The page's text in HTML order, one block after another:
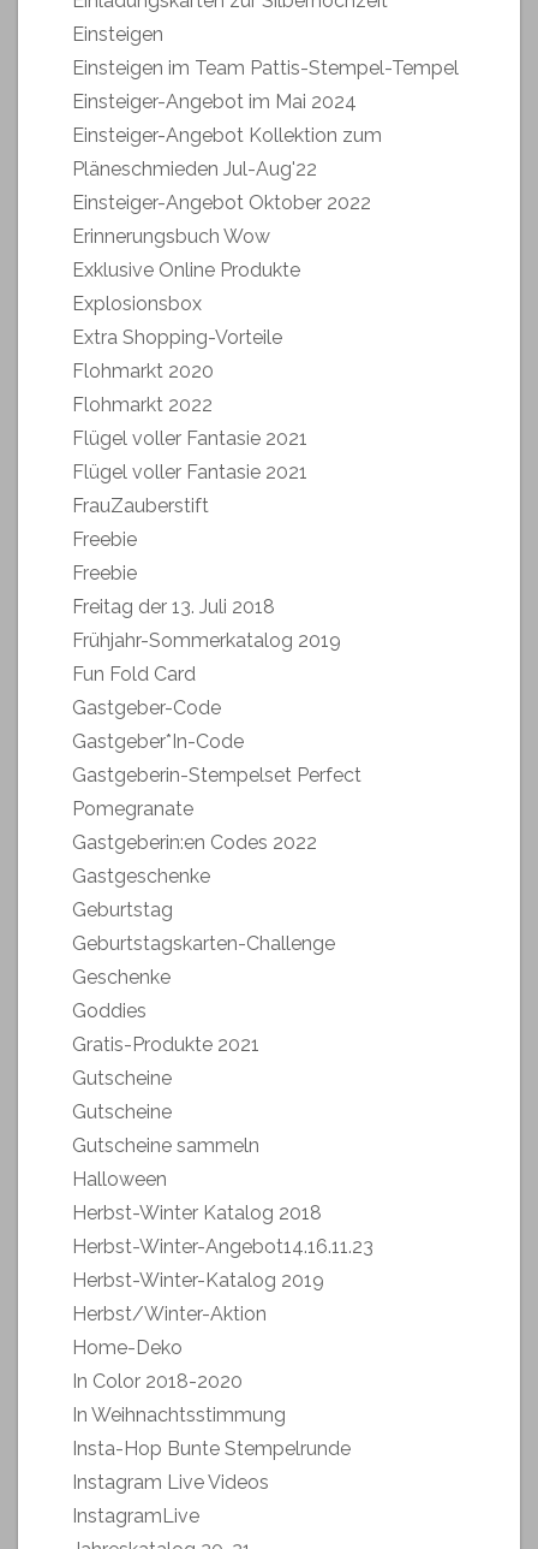
Einsteigen
Einsteigen im Team Pattis-Stempel-Tempel
Einsteiger-Angebot im Mai 2024
Einsteiger-Angebot Kollektion zum
Pläneschmieden Jul-Aug'22
Einsteiger-Angebot Oktober 2022
Erinnerungsbuch Wow
Exklusive Online Produkte
Explosionsbox
Extra Shopping-Vorteile
Flohmarkt 2020
Flohmarkt 2022
Flügel voller Fantasie 2021
Flügel voller Fantasie 2021
FrauZauberstift
Freebie
Freebie
Freitag der 13. Juli 2018
Frühjahr-Sommerkatalog 2019
Fun Fold Card
Gastgeber-Code
Gastgeber*In-Code
Gastgeberin-Stempelset Perfect
Pomegranate
Gastgeberin:en Codes 2022
Gastgeschenke
Geburtstag
Geburtstagskarten-Challenge
Geschenke
Goddies
Gratis-Produkte 2021
Gutscheine
Gutscheine
Gutscheine sammeln
Halloween
Herbst-Winter Katalog 2018
Herbst-Winter-Angebot14.16.11.23
Herbst-Winter-Katalog 2019
Herbst/Winter-Aktion
Home-Deko
In Color 2018-2020
In Weihnachtsstimmung
Insta-Hop Bunte Stempelrunde
Instagram Live Videos
InstagramLive